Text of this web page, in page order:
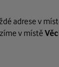
adrese v
v místě